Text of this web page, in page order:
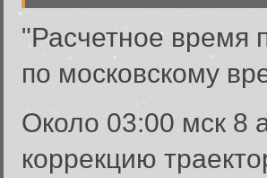
"Расчетное время
по московскому
Около 03:00 мск 8
коррекцию